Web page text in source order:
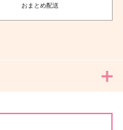
おまとめ配送